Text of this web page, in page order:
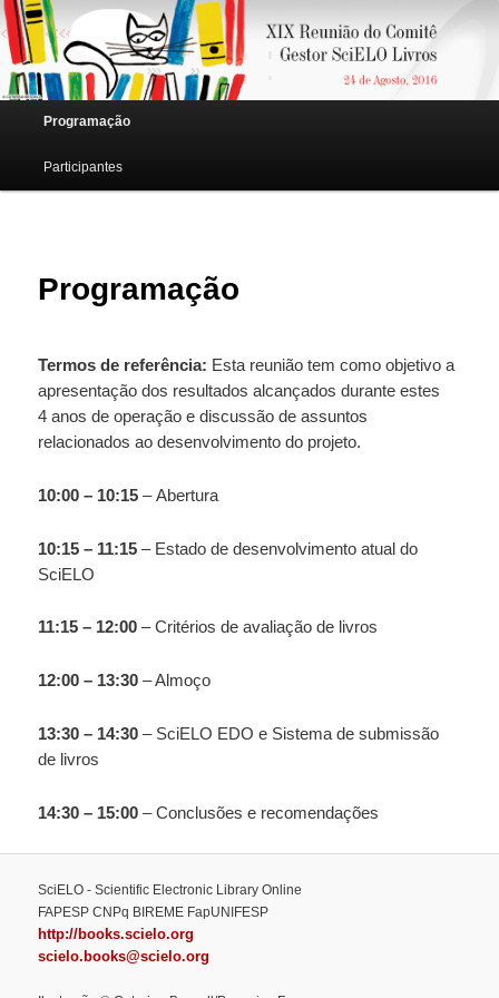
Just another Eventos SciELO Sites site
Skip to primary content
Skip to secondary content
Programação
Participantes
Programação
Termos de referência: Esta reunião tem como objetivo a
apresentação dos resultados alcançados durante estes
4 anos de operação e discussão de assuntos
relacionados ao desenvolvimento do projeto.
10:00 – 10:15 – Abertura
10:15 – 11:15 – Estado de desenvolvimento atual do
SciELO
11:15 – 12:00 – Critérios de avaliação de livros
12:00 – 13:30 – Almoço
13:30 – 14:30 – SciELO EDO e Sistema de submissão
de livros
14:30 – 15:00 – Conclusões e recomendações
SciELO - Scientific Electronic Library Online
FAPESP CNPq BIREME FapUNIFESP
http://books.scielo.org
scielo.books@scielo.org